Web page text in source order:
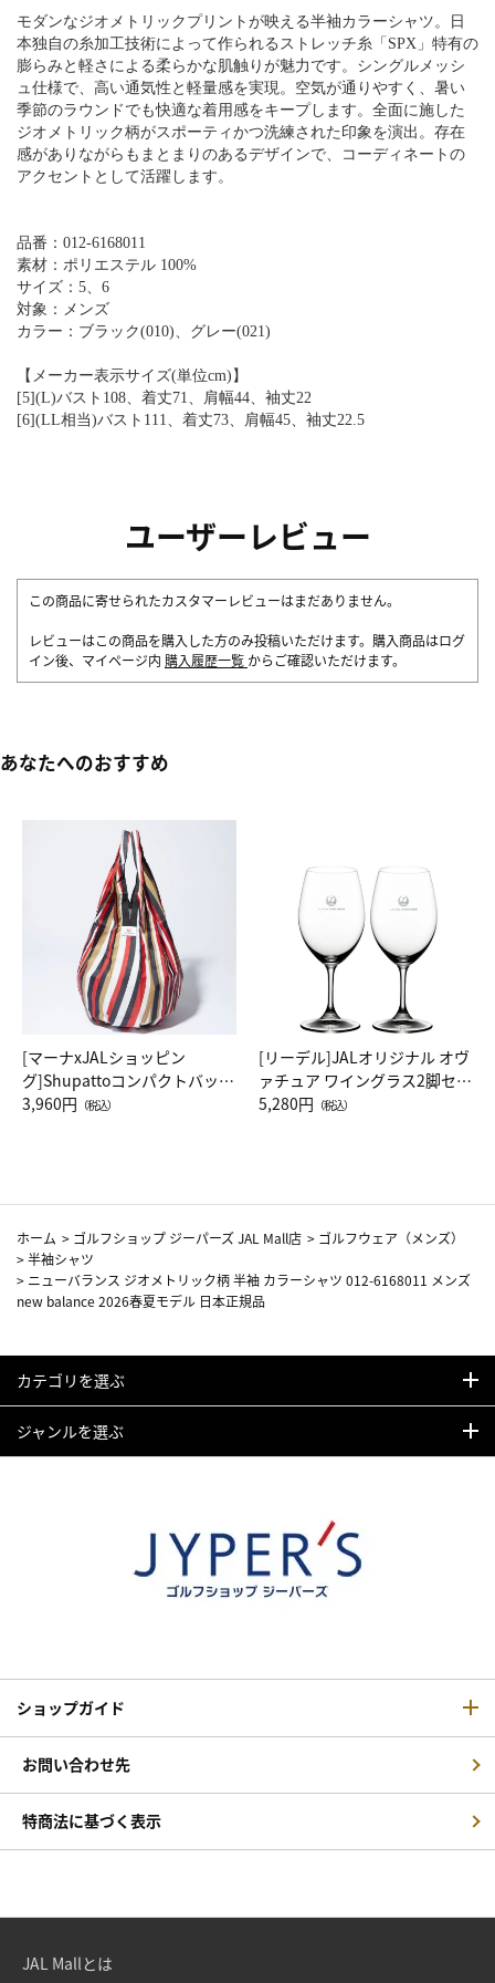
モダンなジオメトリックプリントが映える半袖カラーシャツ。日
本独自の糸加工技術によって作られるストレッチ糸「SPX」特有の
膨らみと軽さによる柔らかな肌触りが魅力です。シングルメッシ
ュ仕様で、高い通気性と軽量感を実現。空気が通りやすく、暑い
季節のラウンドでも快適な着用感をキープします。全面に施した
ジオメトリック柄がスポーティかつ洗練された印象を演出。存在
感がありながらもまとまりのあるデザインで、コーディネートの
アクセントとして活躍します。
品番：012-6168011
素材：ポリエステル 100%
サイズ：5、6
対象：メンズ
カラー：ブラック(010)、グレー(021)
【メーカー表示サイズ(単位cm)】
[5](L)バスト108、着丈71、肩幅44、袖丈22
[6](LL相当)バスト111、着丈73、肩幅45、袖丈22.5
ユーザーレビュー
この商品に寄せられたカスタマーレビューはまだありません。
レビューはこの商品を購入した方のみ投稿いただけます。購入商品はログ
イン後、マイページ内 購入履歴一覧 からご確認いただけます。
あなたへのおすすめ
[マーナxJALショッピン
グ]Shupattoコンパクトバッグ
Drop JAL客室乗務員（LC）ス
3,960円 （税込）
[リーデル]JALオリジナル オヴ
ァチュア ワイングラス2脚セッ
ト（レッドワイン）
5,280円 （税込）
ホーム > ゴルフショップ ジーパーズ JAL Mall店 > ゴルフウェア（メンズ）
>半袖シャツ
> ニューバランス ジオメトリック柄 半袖 カラーシャツ 012-6168011 メンズ
new balance 2026春夏モデル 日本正規品
カテゴリを選ぶ
ジャンルを選ぶ
ショップガイド
お問い合わせ先
特商法に基づく表示
JAL Mallとは